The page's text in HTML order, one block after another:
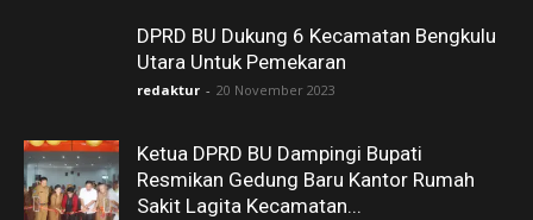
DPRD BU Dukung 6 Kecamatan Bengkulu
Utara Untuk Pemekaran
redaktur - 20 November 2023
Ketua DPRD BU Dampingi Bupati
Resmikan Gedung Baru Kantor Rumah
Sakit Lagita Kecamatan...